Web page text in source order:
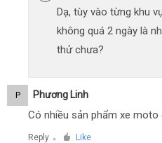
Dạ, tùy vào từng khu
không quá 2 ngày là
thử chưa?
P Phương Linh
Có nhiều sản phẩm xe
Reply ● Like